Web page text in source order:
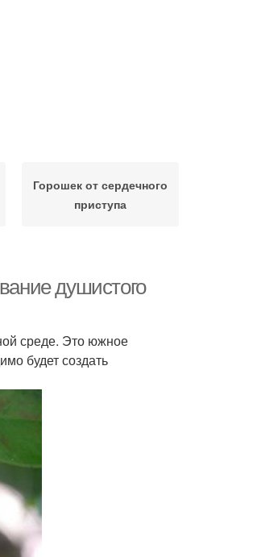
Горошек от сердечного
приступа
душистого
среде. Это южное
будет создать